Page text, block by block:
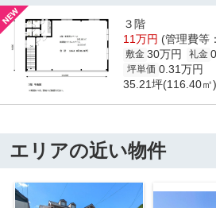
３階
11万円 (管理費等
敷金 30万円 礼金
坪単価 0.31万円
35.21坪(116.40㎡)
エリアの近い物件